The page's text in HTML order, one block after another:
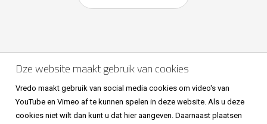
Volg ons ook op
Dze website maakt gebruik van cookies
Vredo maakt gebruik van social media cookies om video's van
YouTube en Vimeo af te kunnen spelen in deze website. Als u deze
cookies niet wilt dan kunt u dat hier aangeven. Daarnaast plaatsen